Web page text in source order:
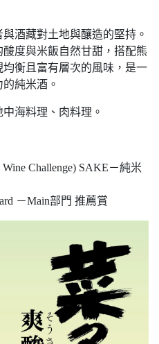
酒藏對土地與釀造的堅持。
度與米飯自然甘甜，搭配熊
衡且富有層次的風味，是一
純米酒。
海料理、肉料理。
Challenge) SAKE－純米
－Main部門 推薦賞